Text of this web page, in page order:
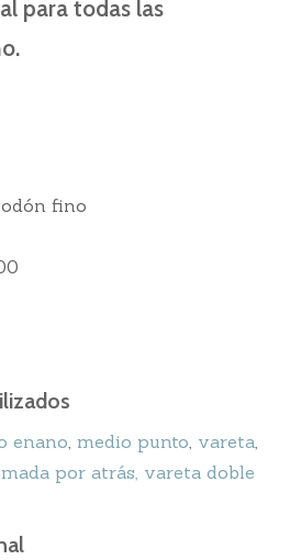
para todas las
fino
enano, medio punto, vareta,
por atrás, vareta doble